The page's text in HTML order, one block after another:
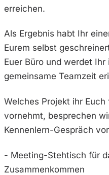
erreichen.
Als Ergebnis habt Ihr
Eurem selbst
Euer Büro und werdet
gemeinsame Teamzeit
Welches Projekt ihr
vornehmt, besprechen
Kennenlern-Gespräch
- Meeting-Stehtisch für
Zusammenkommen